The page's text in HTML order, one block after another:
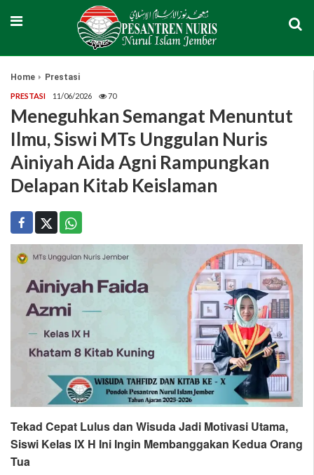
Home Prestasi
PRESTASI 11/06/2026 70
Meneguhkan Semangat Menuntut
Ilmu, Siswi MTs Unggulan Nuris
Ainiyah Aida Agni Rampungkan
Delapan Kitab Keislaman
Tekad Cepat Lulus dan Wisuda Jadi Motivasi Utama,
Siswi Kelas IX H Ini Ingin Membanggakan Kedua Orang
Tua